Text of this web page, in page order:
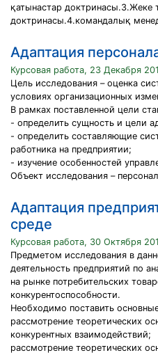
қатынастар доктринасы.3.Жеке
доктринасы.4.командалық
Адаптация
Курсовая работа, 23 Декабря
Цель исследования – оценка
условиях организационных
В рамках поставленной цели
- определить сущность и цели
- определить составляющие
работника на предприятии;
- изучение особенностей
Объект исследования –
Адаптация
среде
Курсовая работа, 30 Октября
Предметом исследования в
деятельность предприятий по
на рынке потребительских
конкурентоспособности.
Необходимо поставить
рассмотрение теоретических
конкурентных взаимодействий;
рассмотрение теоретических